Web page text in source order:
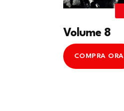
Volume 8
COMPRA ORA